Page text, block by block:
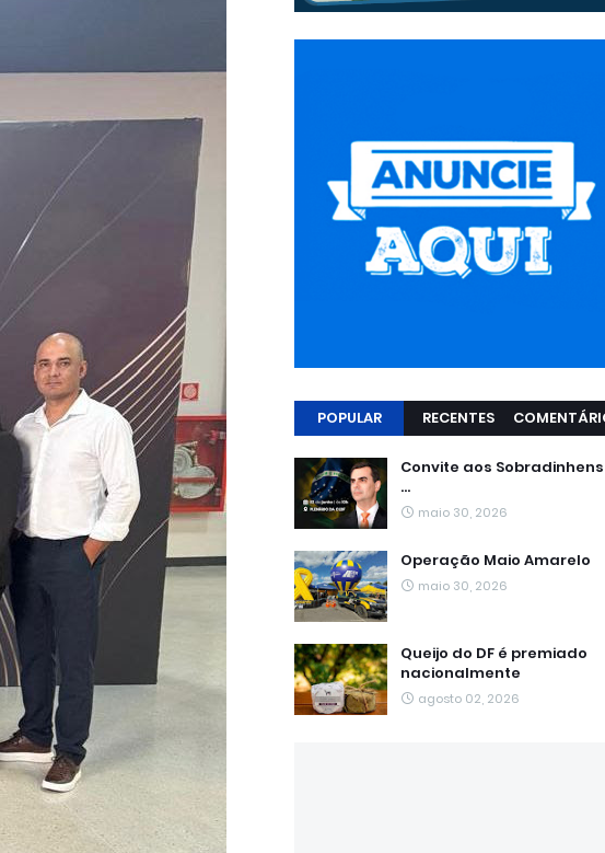
POPULAR RECENTES
Convite aos
...
maio 30, 2026
Operação Maio Amarelo
maio 30, 2026
Queijo do DF é premiado
nacionalmente
agosto 02, 2026